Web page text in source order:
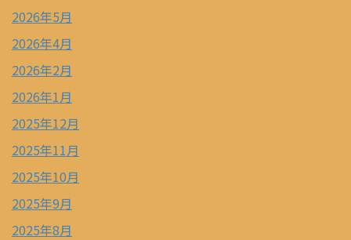
2026年5月
2026年4月
2026年2月
2026年1月
2025年12月
2025年11月
2025年10月
2025年9月
2025年8月